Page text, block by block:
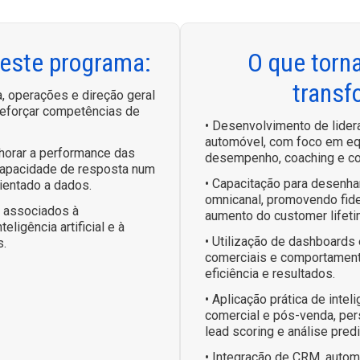
programa:
operações e direção geral
competências de
a performance das
de resposta num
a dados.
associados à
artificial e à
O que
• Desenvolvimento de
automóvel, com foco em
desempenho, coaching e
• Capacitação para
omnicanal, promovendo
aumento do customer
• Utilização de
comerciais e
eficiência e resultados.
• Aplicação prática de
comercial e pós-venda,
lead scoring e análise